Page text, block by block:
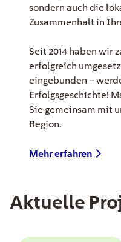
sondern auch die
Zusammenhalt in
Seit 2014 haben wir
erfolgreich
eingebunden –
Erfolgsgeschichte!
Sie gemeinsam mit
Region.
Mehr erfahren
EE Text
Aktuelle